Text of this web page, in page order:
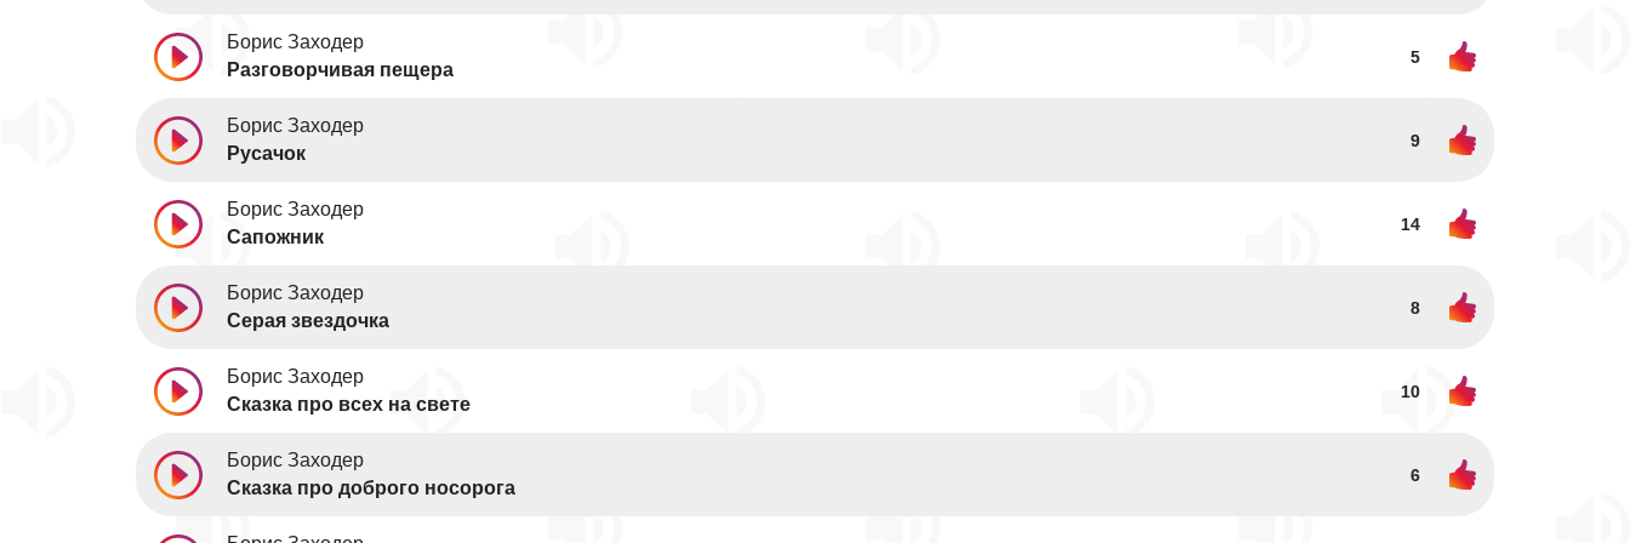
Борис Заходер
Разговорчивая пещера
5
Борис Заходер
Русачок
9
Борис Заходер
Сапожник
14
Борис Заходер
Серая звездочка
8
Борис Заходер
Сказка про всех на свете
10
Борис Заходер
Сказка про доброго носорога
6